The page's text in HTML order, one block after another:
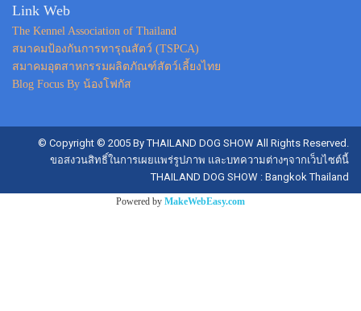
Link Web
The Kennel Association of Thailand
สมาคมป้องกันการทารุณสัตว์ (TSPCA)
สมาคมอุตสาหกรรมผลิตภัณฑ์สัตว์เลี้ยงไทย
Blog Focus By น้องโฟกัส
© Copyright © 2005 By THAILAND DOG SHOW All Rights Reserved.
ขอสงวนสิทธิ์ในการเผยแพร่รูปภาพ และบทความต่างๆจากเว็บไซต์นี้
THAILAND DOG SHOW : Bangkok Thailand
Powered by MakeWebEasy.com